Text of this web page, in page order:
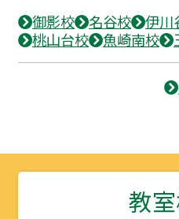
御影校 名谷校 伊川
桃山台校
魚崎南校
教